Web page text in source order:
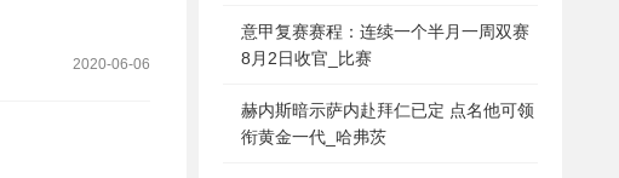
2020-06-06
意甲复赛赛程：连续一个半月一周双赛
8月2日收官_比赛
赫内斯暗示萨内赴拜仁已定 点名他可领
衔黄金一代_哈弗茨